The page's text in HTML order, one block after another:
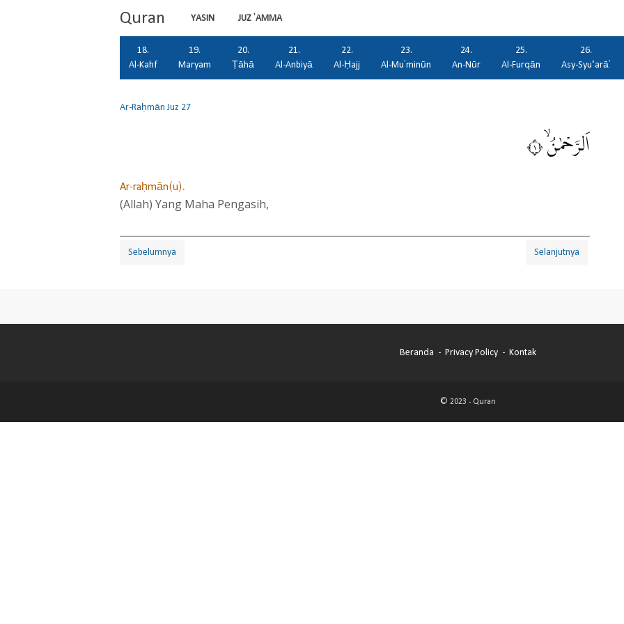
Quran YASIN
JUZ 'AMMA
18.
Al-Kahf
19.
Maryam
20.
Ṭāhā
21.
Al-Anbiyā
22.
Al-Ḥajj
23.
Al-Mu'minūn
24.
An-Nūr
25.
Al-Furqān
26.
Asy-Syu‘arā'
Ar-RaḥmānJuz 27
اَلرَّحْمٰنُۙ ١
Ar-raḥmān(u).
(Allah) Yang Maha Pengasih,
Sebelumnya Selanjutnya
Beranda Privacy Policy Kontak
© 2023 - Quran